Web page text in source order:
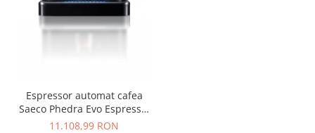
Espressor automat cafea
Saeco Phedra Evo Espresso,
Clasa A+, 1650W, Conectare
11.108,99 RON